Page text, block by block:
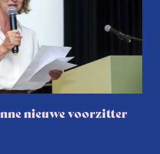
nieuwe voorzitter